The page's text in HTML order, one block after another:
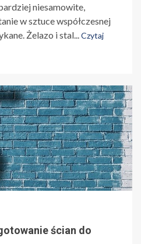
niesamowite,
w sztuce współczesnej
Żelazo i stal... Czytaj
ścian do